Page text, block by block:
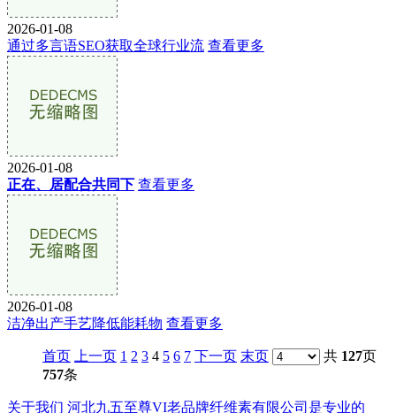
2026-01-08
通过多言语SEO获取全球行业流 查看更多
2026-01-08
正在、居配合共同下 查看更多
2026-01-08
洁净出产手艺降低能耗物 查看更多
首页 上一页 1 2 3 4 5 6 7 下一页 末页 共 127页
757条
关于我们 河北九五至尊VI老品牌纤维素有限公司是专业的